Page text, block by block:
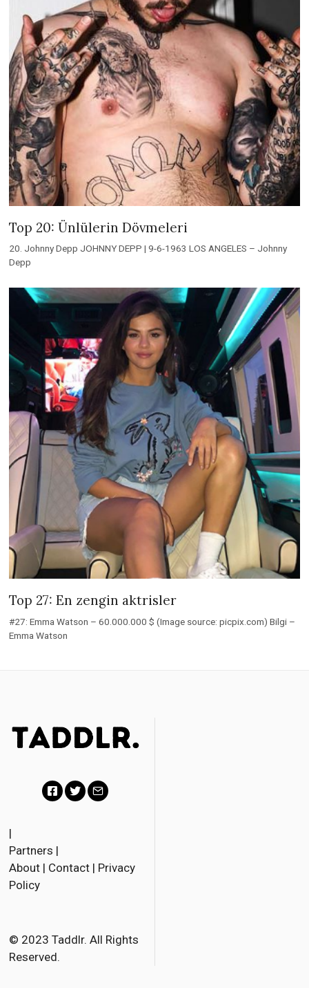
Top 20: Ünlülerin Dövmeleri
20. Johnny Depp JOHNNY DEPP | 9-6-1963 LOS ANGELES – Johnny
Depp
Top 27: En zengin aktrisler
#27: Emma Watson – 60.000.000 $ (Image source: picpix.com) Bilgi –
Emma Watson
c
e
o
k
t
r
i
|
Partners |
About | Contact | Privacy
Policy
© 2023 Taddlr. All Rights
Reserved.